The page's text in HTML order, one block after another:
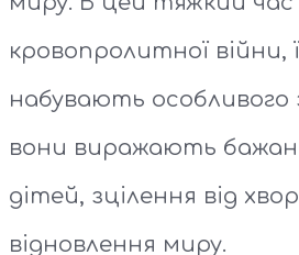
кровопролитної війни,
набувають особливого
вони виражають
дітей, зцілення від
відновлення миру.